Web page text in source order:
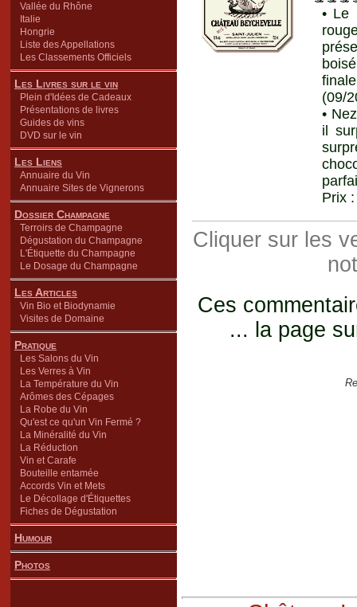
Vallée du Rhône
Italie
Hongrie
Liste des Appellations
Les Classements Officiels
Les Livres sur le vin
Plein d'Idées de Cadeaux
Présentations de livres
Guides de vins
DVD sur le vin
Les Liens
Annuaire du Vin
Annuaire Sites de Vignerons
Dossier Champagne
Terroirs de Champagne
Dégustation du Champagne
L'Étiquette du Champagne
Le Dosage du Champagne
Les Articles
Vin Bio et Biodynamie
Visites de Domaine
Pratique
Les Salons du Vin
Les Verres à Vin
La Température du Vin
Arômes des Cépages
La Robe du Vin
Qu'est ce qu'un Vin Fermé ?
La Minéralité du Vin
La Réduction
Vin et Carafe
Bouteille entamée
Accords Vin et Mets
Le Décollage d'Étiquettes
Fiches de Dégustation
Humour
Photos
• Le
(09/
•
il
Prix
Cliquer sur les
Ces
... la page